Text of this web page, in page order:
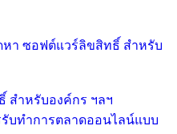
สำหรับองค์กร ฯลฯ